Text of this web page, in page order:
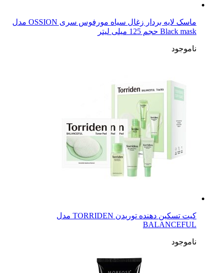
ماسک لایه بردار زغال سیاه مورفوس سری OSSION مدل
Black mask حجم 125 میلی لیتر
ناموجود
کیت تسکین دهنده توریدن TORRIDEN مدل
BALANCEFUL
ناموجود